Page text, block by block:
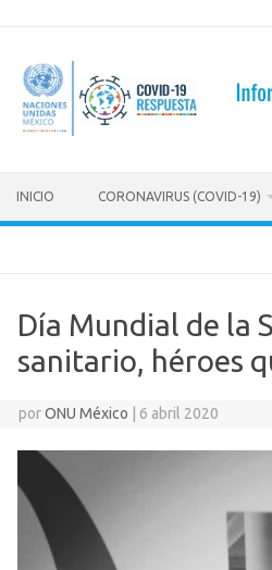
contenido
INICIO CORONAVIRUS (COVID-19)
Día Mundial de la
sanitario, héroes
porONU México 6 abril 2020